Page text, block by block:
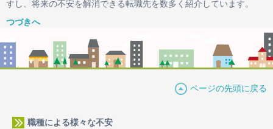
すし、将来の不安を解消できる転職先を数多く紹介しています。
つづきへ
ページの先頭に戻る
職種による様々な不安